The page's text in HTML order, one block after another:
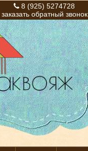
8 (925) 5274728
заказать обратный звонок